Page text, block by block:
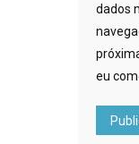
dados
eu